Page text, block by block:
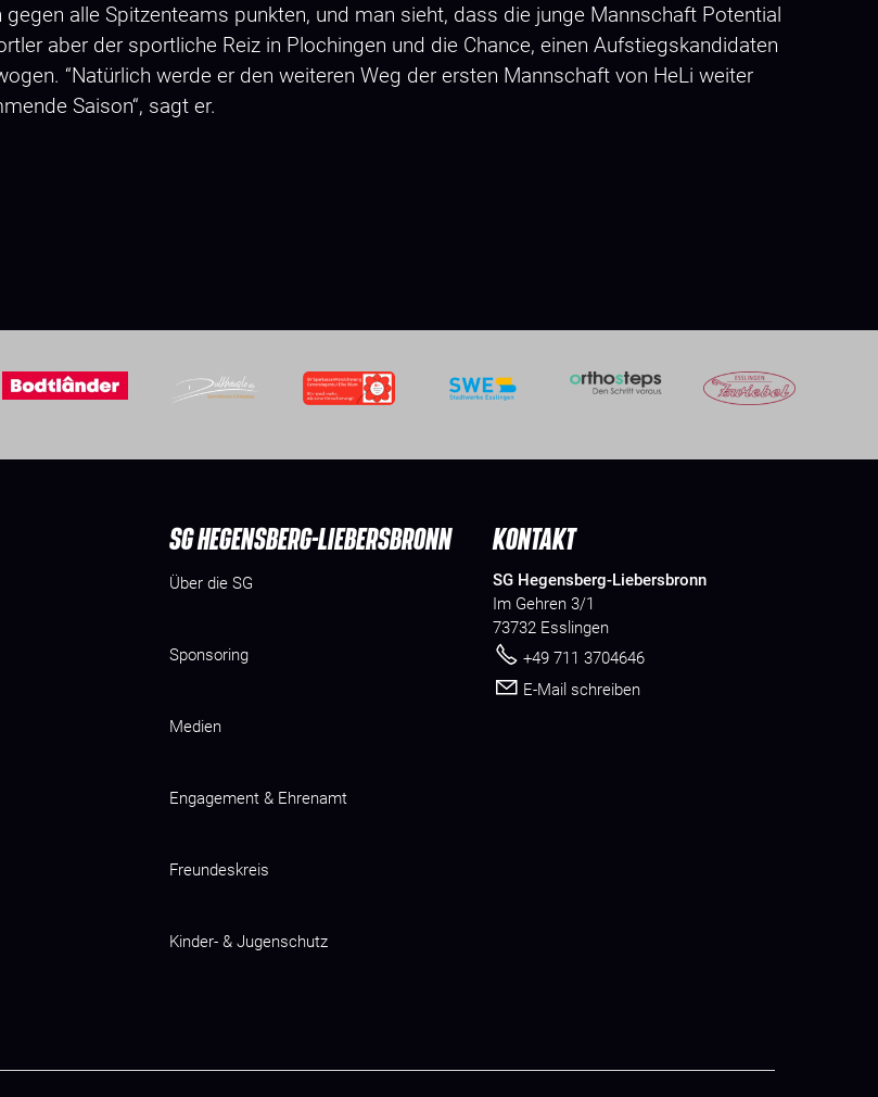
alle Spitzenteams punkten, und man sieht, dass die junge Mannschaft Potential
aber der sportliche Reiz in Plochingen und die Chance, einen Aufstiegskandidaten
“Natürlich werde er den weiteren Weg der ersten Mannschaft von HeLi weiter
Saison“, sagt er.
SG HEGENSBERG-LIEBERSBRONN
Über die SG
Sponsoring
Medien
Engagement & Ehrenamt
Freundeskreis
Kinder- & Jugenschutz
KONTAKT
SG Hegensberg-Liebersbronn
Im Gehren 3/1
73732 Esslingen
+49 711 3704646
E-Mail schreiben